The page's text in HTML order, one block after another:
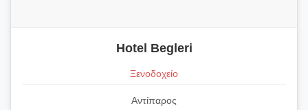
Hotel Begleri
Ξενοδοχείο
Αντίπαρος